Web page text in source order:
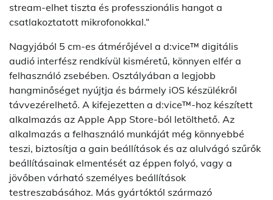
stream-elhet tiszta és professzionális hangot a
csatlakoztatott mikrofonokkal.“
Nagyjából 5 cm-es átmérőjével a d:vice™ digitális
audió interfész rendkívül kisméretű, könnyen elfér a
felhasználó zsebében. Osztályában a legjobb
hangminőséget nyújtja és bármely iOS készülékről
távvezérelhető. A kifejezetten a d:vice™-hoz készített
alkalmazás az Apple App Store-ból letölthető. Az
alkalmazás a felhasználó munkáját még könnyebbé
teszi, biztosítja a gain beállítások és az alulvágó szűrők
beállításainak elmentését az éppen folyó, vagy a
jövőben várható személyes beállítások
testreszabásához. Más gyártóktól származó